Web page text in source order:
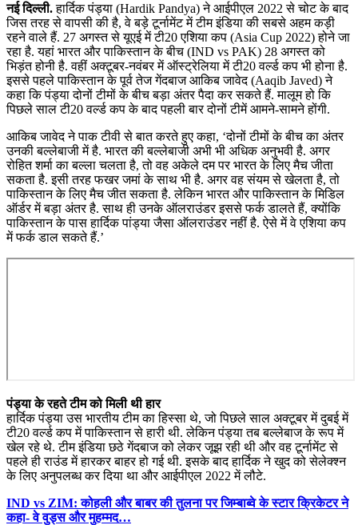
नई दिल्ली.हार्दिक पंड्या (Hardik Pandya) ने आईपीएल 2022 से चोट के बाद
जिस तरह से वापसी की है, वे बड़े टूर्नामेंट में टीम इंडिया की सबसे अहम कड़ी
रहने वाले हैं. 27 अगस्त से यूएई में टी20 एशिया कप (Asia Cup 2022) होने जा
रहा है. यहां भारत और पाकिस्तान के बीच (IND vs PAK) 28 अगस्त को
भिड़ंत होनी है. वहीं अक्टूबर-नवंबर में ऑस्ट्रेलिया में टी20 वर्ल्ड कप भी होना है.
इससे पहले पाकिस्तान के पूर्व तेज गेंदबाज आकिब जावेद (Aaqib Javed) ने
कहा कि पंड्या दोनों टीमों के बीच बड़ा अंतर पैदा कर सकते हैं. मालूम हो कि
पिछले साल टी20 वर्ल्ड कप के बाद पहली बार दोनों टीमें आमने-सामने होंगी.
आकिब जावेद ने पाक टीवी से बात करते हुए कहा, ‘दोनों टीमों के बीच का अंतर
उनकी बल्लेबाजी में है. भारत की बल्लेबाजी अभी भी अधिक अनुभवी है. अगर
रोहित शर्मा का बल्ला चलता है, तो वह अकेले दम पर भारत के लिए मैच जीता
सकता है. इसी तरह फखर जमां के साथ भी है. अगर वह संयम से खेलता है, तो
पाकिस्तान के लिए मैच जीत सकता है. लेकिन भारत और पाकिस्तान के मिडिल
ऑर्डर में बड़ा अंतर है. साथ ही उनके ऑलराउंडर इससे फर्क डालते हैं, क्योंकि
पाकिस्तान के पास हार्दिक पांड्या जैसा ऑलराउंडर नहीं है. ऐसे में वे एशिया कप
में फर्क डाल सकते हैं.’
पंड्या के रहते टीम को मिली थी हार
हार्दिक पंड्या उस भारतीय टीम का हिस्सा थे, जो पिछले साल अक्टूबर में दुबई में
टी20 वर्ल्ड कप में पाकिस्तान से हारी थी. लेकिन पंड्या तब बल्लेबाज के रूप में
खेल रहे थे. टीम इंडिया छठे गेंदबाज को लेकर जूझ रही थी और वह टूर्नामेंट से
पहले ही राउंड में हारकर बाहर हो गई थी. इसके बाद हार्दिक ने खुद को सेलेक्श्न
के लिए अनुपलब्ध कर दिया था और आईपीएल 2022 में लौटे.
IND vs ZIM: कोहली और बाबर की तुलना पर जिम्बाब्वे के स्टार क्रिकेटर ने
कहा- वे वुड्स और मुहम्मद…